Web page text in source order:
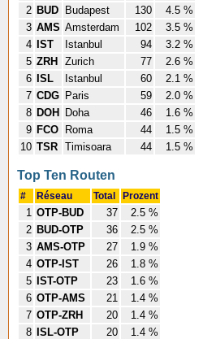
2 BUD Budapest 130
4.5 %
3 AMS Amsterdam 102
3.5 %
4
IST Istanbul 94
3.2 %
5 ZRH Zurich 77
2.6 %
6
ISL Istanbul 60
2.1 %
7 CDG Paris 59
2.0 %
8 DOH Doha 46
1.6 %
9 FCO Roma 44
1.5 %
10 TSR Timisoara 44 1.5 %
Top Ten Routen
# Réseau Total Prozent
1 OTP-BUD 37
2.5 %
2 BUD-OTP 36
2.5 %
3 AMS-OTP 27
1.9 %
4 OTP-IST 26
1.8 %
5
IST-OTP 23
1.6 %
6 OTP-AMS 21
1.4 %
7 OTP-ZRH 20
1.4 %
8
ISL-OTP 20
1.4 %